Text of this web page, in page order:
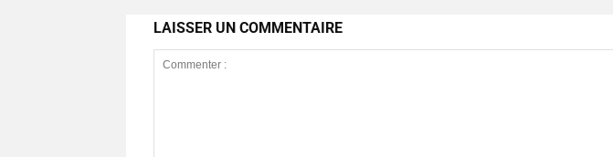
LAISSER UN COMMENTAIRE